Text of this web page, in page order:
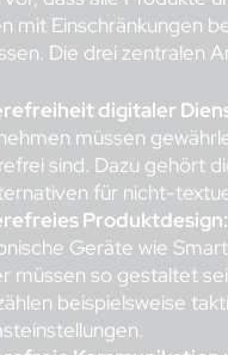
mit Einschränkungen
Die drei zentralen
digitaler
müssen
sind. Dazu gehört
für nicht-
Produktdesign:
Geräte wie
müssen so gestaltet
beispielsweise